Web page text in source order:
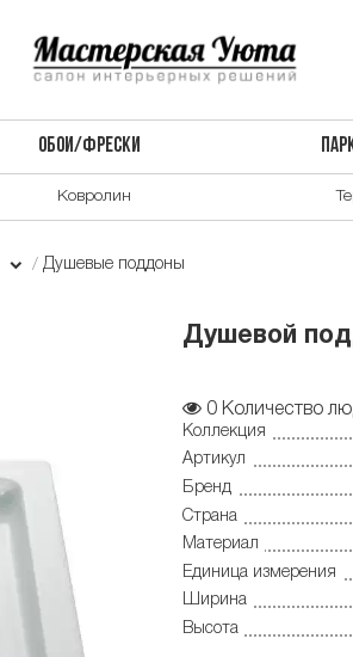
ОБОИ/ФРЕСКИ
Ковролин
Душевые поддоны
Душевой
0 Количество
Коллекция
Артикул
Бренд
Страна
Материал
Единица измерения
Ширина
Высота